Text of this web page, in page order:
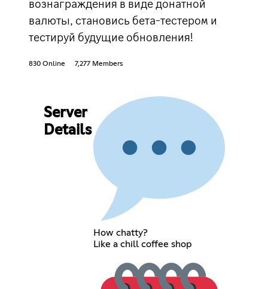
вознаграждения в виде донатной
валюты, становись бета-тестером и
тестируй будущие обновления!
830 Online 7,277 Members
Server
Details
How chatty?
Like a chill coffee shop